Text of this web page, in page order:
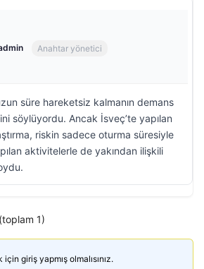
Anahtar yönetici
süre hareketsiz kalmanın demans
söylüyordu. Ancak İsveç’te yapılan
riskin sadece oturma süresiyle
aktivitelerle de yakından ilişkili
1)
giriş yapmış olmalısınız.